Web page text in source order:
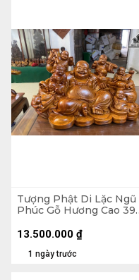
Tượng Phật Di Lặc Ngũ
Phúc Gỗ Hương Cao 39
1 ngày trước
13.500.000 ₫